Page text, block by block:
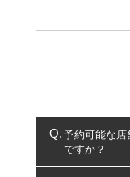
予約可能な店
ですか？